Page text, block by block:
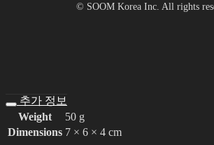
© SOOM Korea Inc. All rights
추가 정보
Weight
50 g
Dimensions 7 × 6 × 4 cm